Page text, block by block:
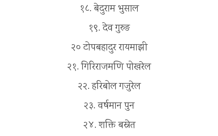
१८. बेदुराम भुसाल
१९. देव गुरुङ
२० टोपबहादुर रायमाझी
२१. गिरिराजमणि पोखरेल
२२. हरिबोल गजुरेल
२३. वर्षमान पुन
२४. शक्ति बस्नेत